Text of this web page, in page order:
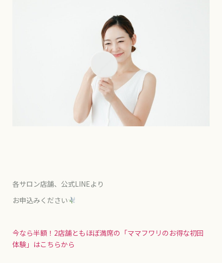
各サロン店舗、公式LINEより
お申込みください
今なら半額！2店舗ともほぼ満席の「ママフワリのお得な初回
体験」はこちらから